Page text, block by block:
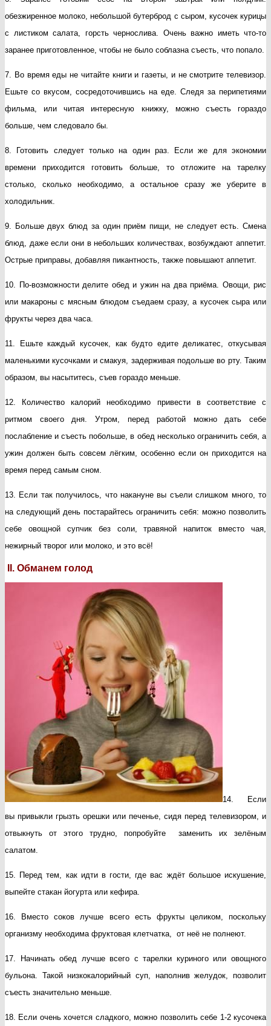
обезжиренное молоко, небольшой бутерброд с сыром, кусочек курицы
с листиком салата, горсть чернослива. Очень важно иметь что-то
заранее приготовленное, чтобы не было соблазна съесть, что попало.
7. Во время еды не читайте книги и газеты, и не смотрите телевизор.
Ешьте со вкусом, сосредоточившись на еде. Следя за перипетиями
фильма, или читая интересную книжку, можно съесть гораздо
больше, чем следовало бы.
8. Готовить следует только на один раз. Если же для экономии
времени приходится готовить больше, то отложите на тарелку
столько, сколько необходимо, а остальное сразу же уберите в
холодильник.
9. Больше двух блюд за один приём пищи, не следует есть. Смена
блюд, даже если они в небольших количествах, возбуждают аппетит.
Острые приправы, добавляя пикантность, также повышают аппетит.
10. По-возможности делите обед и ужин на два приёма. Овощи, рис
или макароны с мясным блюдом съедаем сразу, а кусочек сыра или
фрукты через два часа.
11. Ешьте каждый кусочек, как будто едите деликатес, откусывая
маленькими кусочками и смакуя, задерживая подольше во рту. Таким
образом, вы насытитесь, съев гораздо меньше.
12. Количество калорий необходимо привести в соответствие с
ритмом своего дня. Утром, перед работой можно дать себе
послабление и съесть побольше, в обед несколько ограничить себя, а
ужин должен быть совсем лёгким, особенно если он приходится на
время перед самым сном.
13. Если так получилось, что накануне вы съели слишком много, то
на следующий день постарайтесь ограничить себя: можно позволить
себе овощной супчик без соли, травяной напиток вместо чая,
нежирный творог или молоко, и это всё!
II. Обманем голод
14. Если
вы привыкли грызть орешки или печенье, сидя перед телевизором, и
отвыкнуть от этого трудно, попробуйте заменить их зелёным
салатом.
15. Перед тем, как идти в гости, где вас ждёт большое искушение,
выпейте стакан йогурта или кефира.
16. Вместо соков лучше всего есть фрукты целиком, поскольку
организму необходима фруктовая клетчатка, от неё не полнеют.
17. Начинать обед лучше всего с тарелки куриного или овощного
бульона. Такой низкокалорийный суп, наполнив желудок, позволит
съесть значительно меньше.
18. Если очень хочется сладкого, можно позволить себе 1-2 кусочека